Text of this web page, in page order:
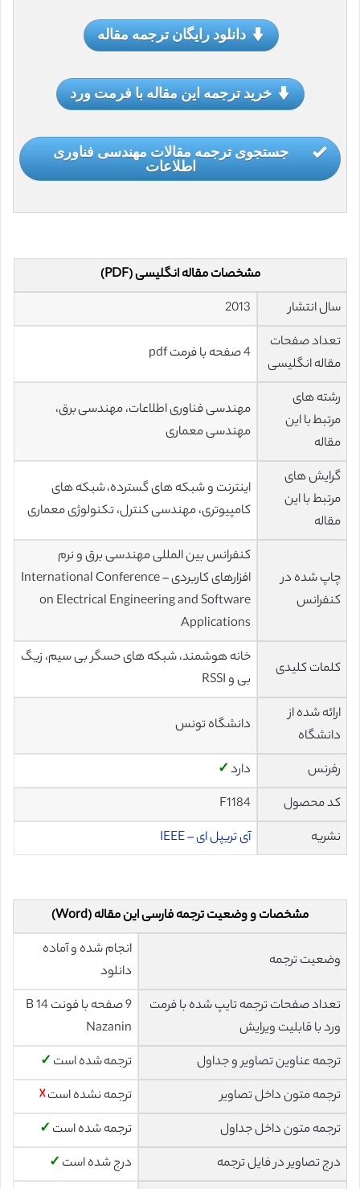
دانلود رایگان ترجمه مقاله
خرید ترجمه این مقاله با فرمت ورد
جستجوی ترجمه مقالات مهندسی فناوری
اطلاعات
مشخصات مقاله انگلیسی (PDF)
سال انتشار
2013
تعداد صفحات
مقاله انگلیسی
4 صفحه با فرمت pdf
رشته های
مرتبط با این
مقاله
مهندسی فناوری اطلاعات، مهندسی برق،
مهندسی معماری
گرایش های
مرتبط با این
مقاله
اینترنت و شبکه های گسترده، شبکه های
کامپیوتری، مهندسی کنترل، تکنولوژی معماری
چاپ شده در
کنفرانس
کنفرانس بین المللی مهندسی برق و نرم
افزارهای کاربردی – International Conference
on Electrical Engineering and Software
Applications
کلمات کلیدی
خانه هوشمند، شبکه های حسگر بی سیم، زیگ
بی و RSSI
ارائه شده از
دانشگاه
دانشگاه تونس
رفرنس دارد✓
کد محصول
F1184
نشریه
آی تریپل ای – IEEE
مشخصات و وضعیت ترجمه فارسی این مقاله (Word)
وضعیت ترجمه
انجام شده و آماده
دانلود
تعداد صفحات ترجمه تایپ شده با فرمت
ورد با قابلیت ویرایش
9 صفحه با فونت 14 B
Nazanin
ترجمه عناوین تصاویر و جداول
ترجمه شده است ✓
ترجمه متون داخل تصاویر
ترجمه نشده است☓
ترجمه متون داخل جداول
ترجمه شده است ✓
درج تصاویر در فایل ترجمه
درج شده است ✓